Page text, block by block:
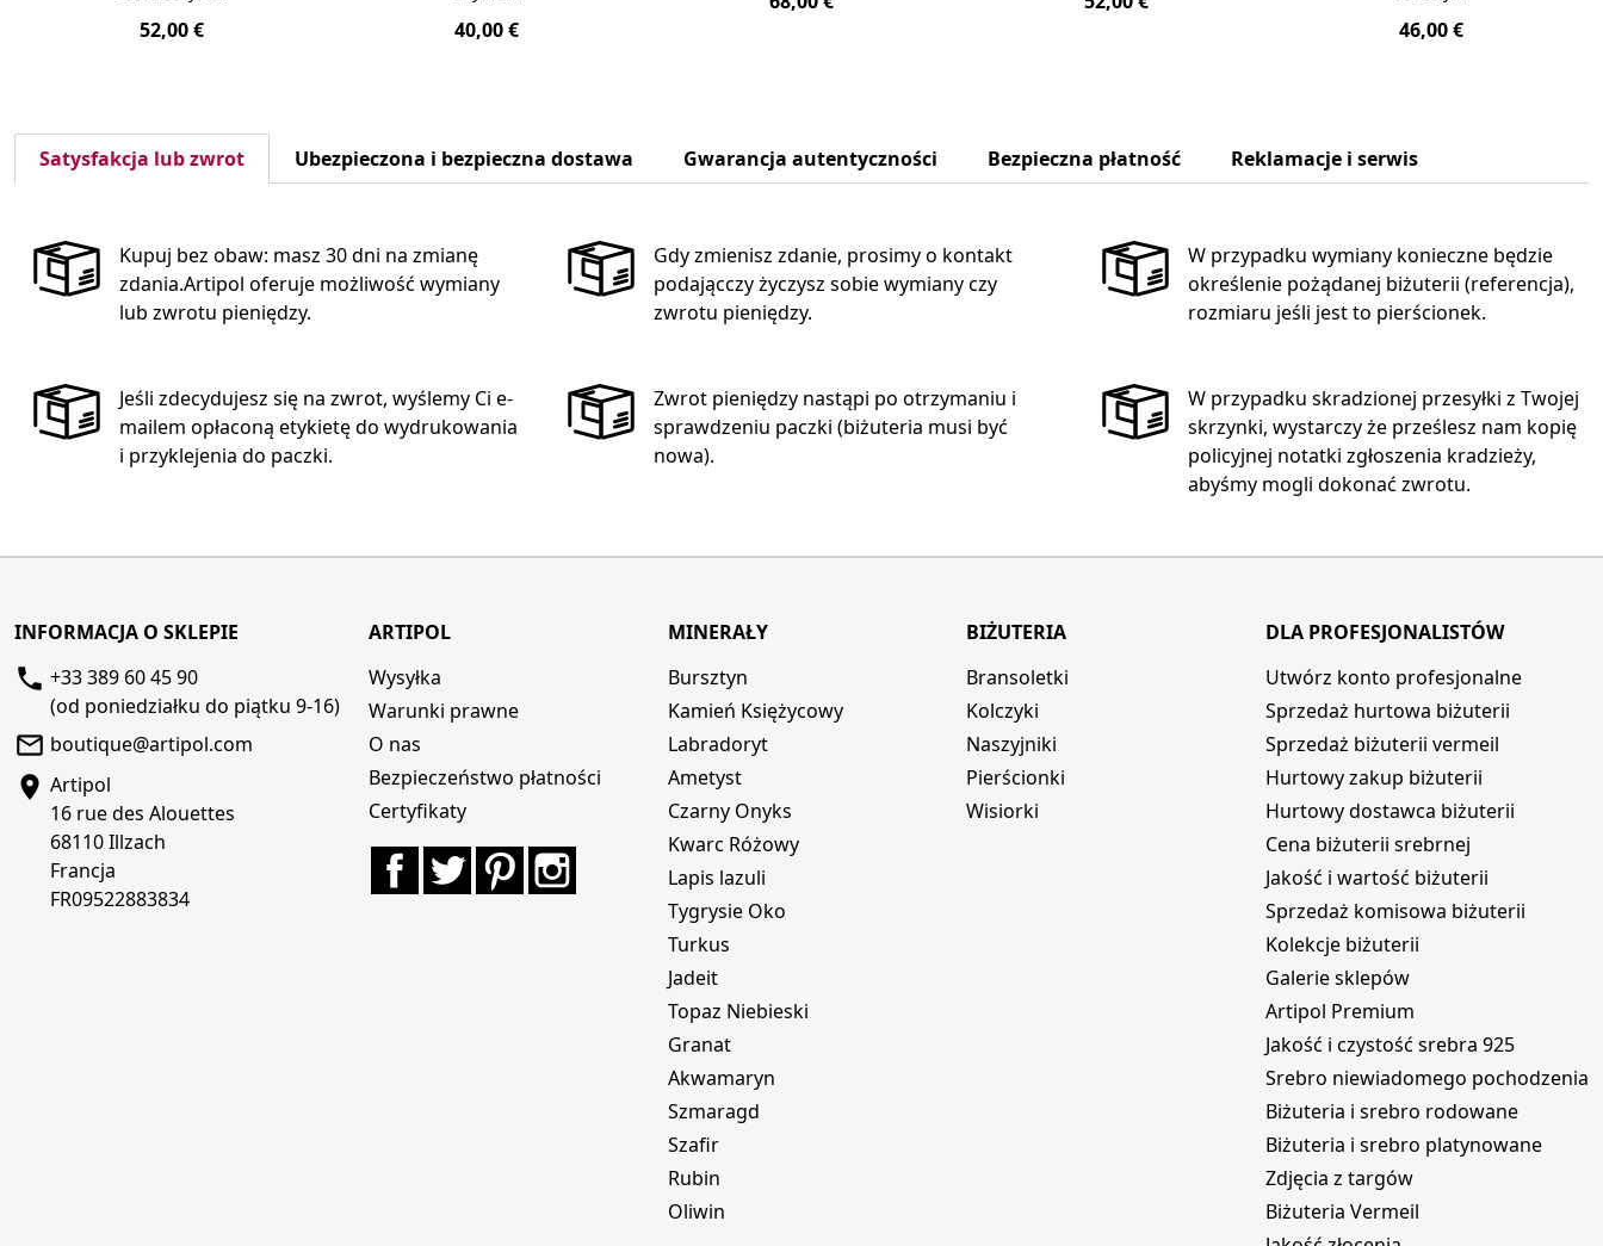
52,00 € 40,00 € 46,00 €
Satysfakcja lub zwrot Ubezpieczona i bezpieczna dostawa Gwarancja autentyczności Bezpieczna płatność Reklamacje i serwis
Kupuj bez obaw: masz 30 dni na zmianę
zdania.Artipol oferuje możliwość wymiany
lub zwrotu pieniędzy.
Gdy zmienisz zdanie, prosimy o kontakt
podającczy życzysz sobie wymiany czy
zwrotu pieniędzy.
W przypadku wymiany konieczne będzie
określenie pożądanej biżuterii (referencja),
rozmiaru jeśli jest to pierścionek.
Jeśli zdecydujesz się na zwrot, wyślemy Ci e-
mailem opłaconą etykietę do wydrukowania
i przyklejenia do paczki.
Zwrot pieniędzy nastąpi po otrzymaniu i
sprawdzeniu paczki (biżuteria musi być
nowa).
W przypadku skradzionej przesyłki z Twojej
skrzynki, wystarczy że prześlesz nam kopię
policyjnej notatki zgłoszenia kradzieży,
abyśmy mogli dokonać zwrotu.
INFORMACJA O SKLEPIE
+33 389 60 45 90
(od poniedziałku do piątku 9-16)
boutique@artipol.com
Artipol
16 rue des Alouettes
68110 Illzach
Francja
FR09522883834
ARTIPOL
Wysyłka
Warunki prawne
O nas
Bezpieczeństwo płatności
Certyfikaty
FacebookTwitterPinterest
MINERAŁY
Bursztyn
Kamień Księżycowy
Labradoryt
Ametyst
Czarny Onyks
Kwarc Różowy
Lapis lazuli
Tygrysie Oko
Turkus
Jadeit
Topaz Niebieski
Granat
Akwamaryn
Szmaragd
Szafir
Rubin
Oliwin
BIŻUTERIA
Bransoletki
Kolczyki
Naszyjniki
Pierścionki
Wisiorki
DLA PROFESJONALISTÓW
Utwórz konto profesjonalne
Sprzedaż hurtowa biżuterii
Sprzedaż biżuterii vermeil
Hurtowy zakup biżuterii
Hurtowy dostawca biżuterii
Cena biżuterii srebrnej
Jakość i wartość biżuterii
Sprzedaż komisowa biżuterii
Kolekcje biżuterii
Galerie sklepów
Artipol Premium
Jakość i czystość srebra 925
Srebro niewiadomego pochodzenia
Biżuteria i srebro rodowane
Biżuteria i srebro platynowane
Zdjęcia z targów
Biżuteria Vermeil